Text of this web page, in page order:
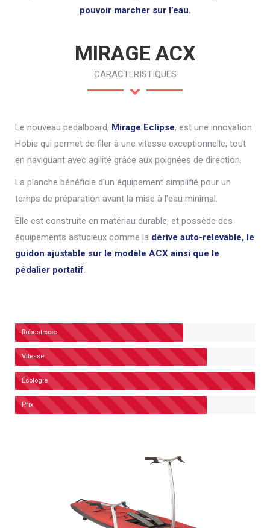
pouvoir marcher sur l’eau.
MIRAGE ACX
CARACTERISTIQUES
Le nouveau pedalboard, Mirage Eclipse, est une innovation
Hobie qui permet de filer à une vitesse exceptionnelle, tout
en naviguant avec agilité grâce aux poignées de direction.
La planche bénéficie d’un équipement simplifié pour un
temps de préparation avant la mise à l’eau minimal.
Elle est construite en matériau durable, et possède des
équipements astucieux comme la dérive auto-relevable, le
guidon ajustable sur le modèle ACX ainsi que le
pédalier portatif.
Robustesse
Vitesse
Écologie
Prix